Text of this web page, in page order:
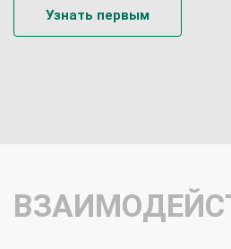
Узнать первым